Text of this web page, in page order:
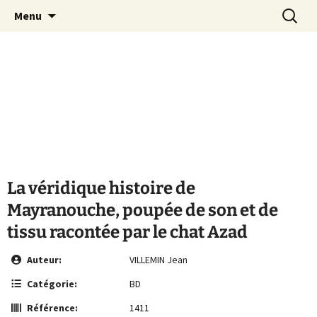
MCA Vienne
Le site de la Maison de la Culture
Arménienne de Vienne
Menu
La véridique histoire de
Mayranouche, poupée de son et de
tissu racontée par le chat Azad
Auteur:
VILLEMIN Jean
Catégorie:
BD
Référence:
1411